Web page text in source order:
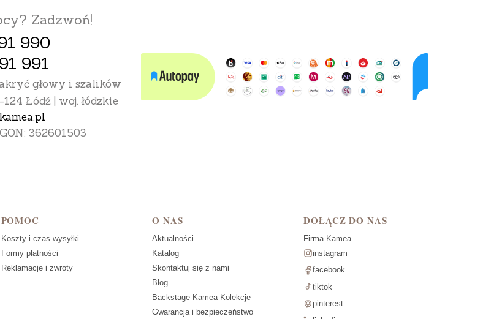
Zadzwoń!
990
991
głowy i szalików
Łódź | woj. łódzkie
362601503
POMOC
Koszty i czas wysyłki
Formy płatności
Reklamacje i zwroty
O NAS
Aktualności
Katalog
Skontaktuj się z nami
Blog
Backstage Kamea Kolekcje
Gwarancja i bezpieczeństwo
DOŁĄCZ DO NAS
Firma Kamea
instagram
facebook
tiktok
pinterest